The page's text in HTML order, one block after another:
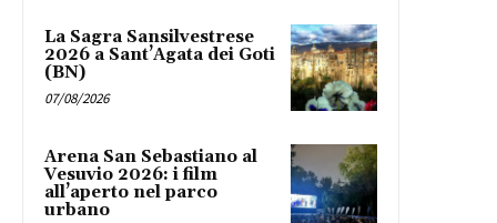
La Sagra Sansilvestrese
2026 a Sant’Agata dei Goti
(BN)
07/08/2026
Arena San Sebastiano al
Vesuvio 2026: i film
all’aperto nel parco
urbano